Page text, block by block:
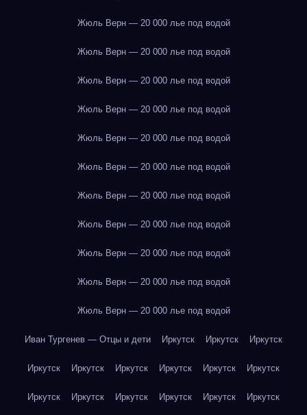
Жюль Верн — 20 000 лье под водой
Жюль Верн — 20 000 лье под водой
Жюль Верн — 20 000 лье под водой
Жюль Верн — 20 000 лье под водой
Жюль Верн — 20 000 лье под водой
Жюль Верн — 20 000 лье под водой
Жюль Верн — 20 000 лье под водой
Жюль Верн — 20 000 лье под водой
Жюль Верн — 20 000 лье под водой
Жюль Верн — 20 000 лье под водой
Жюль Верн — 20 000 лье под водой
Иван Тургенев — Отцы и дети Иркутск Иркутск Иркутск
Иркутск Иркутск Иркутск Иркутск Иркутск Иркутск
Иркутск Иркутск Иркутск Иркутск Иркутск Иркутск